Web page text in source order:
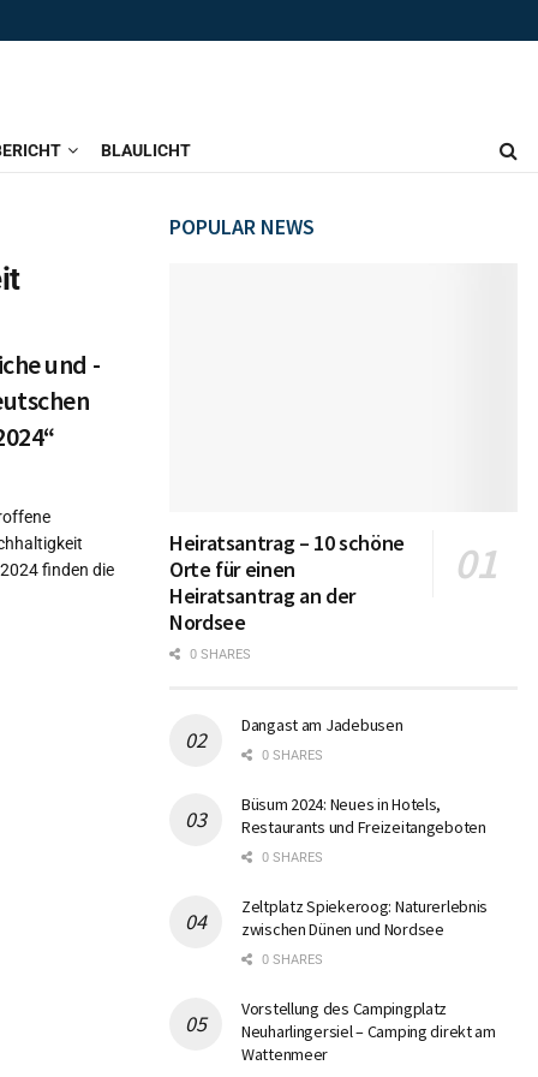
BLAULICHT
und -
finden die
POPULAR NEWS
Heiratsantrag – 10 schöne
Orte für einen
Heiratsantrag an der
Nordsee
0 SHARES
Dangast am Jadebusen
0 SHARES
Büsum 2024: Neues in Hotels,
Restaurants und Freizeitangeboten
0 SHARES
Zeltplatz Spiekeroog: Naturerlebnis
zwischen Dünen und Nordsee
0 SHARES
Vorstellung des Campingplatz
Neuharlingersiel – Camping direkt am
Wattenmeer